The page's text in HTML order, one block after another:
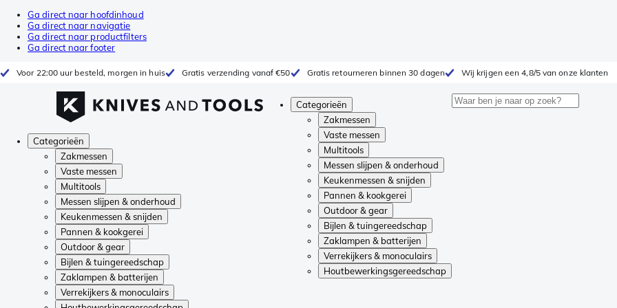
Ga direct naar hoofdinhoud
Ga direct naar navigatie
Ga direct naar productfilters
Ga direct naar footer
Voor 22:00 uur besteld, morgen in huis Gratis verzending vanaf €50 Gratis retourneren binnen 30 dagen Wij krijgen een 4,8/5 van onze klanten
Categorieën
Zakmessen
Vaste messen
Multitools
Messen slijpen & onderhoud
Keukenmessen & snijden
Pannen & kookgerei
Outdoor & gear
Bijlen & tuingereedschap
Zaklampen & batterijen
Verrekijkers & monoculairs
Houtbewerkingsgereedschap
Categorieën
Zakmessen
Vaste messen
Multitools
Messen slijpen & onderhoud
Keukenmessen & snijden
Pannen & kookgerei
Outdoor & gear
Bijlen & tuingereedschap
Zaklampen & batterijen
Verrekijkers & monoculairs